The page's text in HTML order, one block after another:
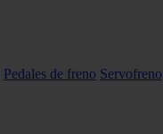
Pedales de freno Servofreno